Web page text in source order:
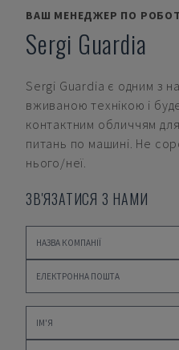
ВАШ МЕНЕДЖЕР ПО
Sergi Guardia
Sergi Guardia є одним з
вживаною технікою і
контактним обличчям
питань по машині. Не
нього/неї.
ЗВ'ЯЗАТИСЯ З НАМИ